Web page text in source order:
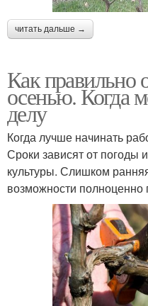
читать дальше →
Как правильно
осенью. Когда
делу
Когда лучше начинать
Сроки зависят от погоды
культуры. Слишком
возможности полноценно